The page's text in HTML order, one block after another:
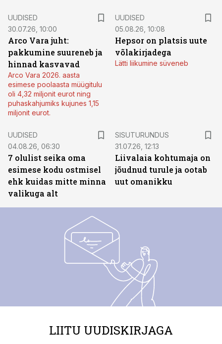
UUDISED
30.07.26, 10:00
Arco Vara juht:
pakkumine suureneb ja
hinnad kasvavad
Arco Vara 2026. aasta
esimese poolaasta müügitulu
oli 4,32 miljonit eurot ning
puhaskahjumiks kujunes 1,15
miljonit eurot.
UUDISED
05.08.26, 10:08
Hepsor on platsis uute
võlakirjadega
Lätti liikumine süveneb
UUDISED
04.08.26, 06:30
7 olulist seika oma
esimese kodu ostmisel
ehk kuidas mitte minna
valikuga alt
SISUTURUNDUS
31.07.26, 12:13
Liivalaia kohtumaja on
jõudnud turule ja ootab
uut omanikku
LIITU UUDISKIRJAGA